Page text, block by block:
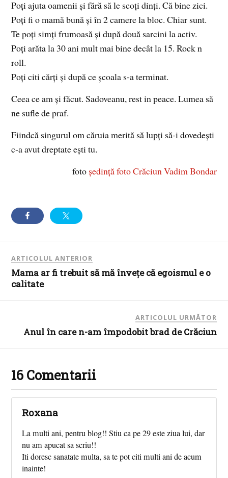
Poți ajuta oamenii și fără să le scoți dinți. Că bine zici.
Poți fi o mamă bună și în 2 camere la bloc. Chiar sunt.
Te poți simți frumoasă și după două sarcini la activ.
Poți arăta la 30 ani mult mai bine decât la 15. Rock n
roll.
Poți citi cărți și după ce școala s-a terminat.
Ceea ce am și făcut. Sadoveanu, rest in peace. Lumea să
ne sufle de praf.
Fiindcă singurul om căruia merită să lupți să-i dovedești
c-a avut dreptate ești tu.
foto ședință foto Crăciun Vadim Bondar
ARTICOLUL ANTERIOR
Mama ar fi trebuit să mă învețe că egoismul e o
calitate
ARTICOLUL URMĂTOR
Anul în care n-am împodobit brad de Crăciun
16 Comentarii
Roxana
La multi ani, pentru blog!! Stiu ca pe 29 este ziua lui, dar
nu am apucat sa scriu!!
Iti doresc sanatate multa, sa te pot citi multi ani de acum
inainte!